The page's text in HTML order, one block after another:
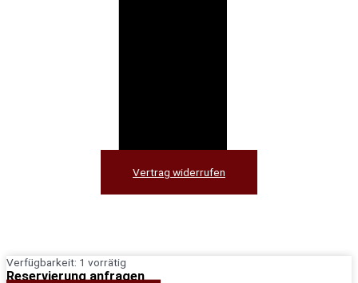
Vertrag widerrufen
Verfügbarkeit: 1 vorrätig
Blacks
Golden
Reservierung anfragen